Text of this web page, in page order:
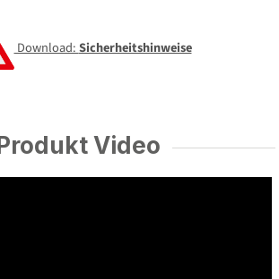
Download:Sicherheitshinweise
Produkt Video